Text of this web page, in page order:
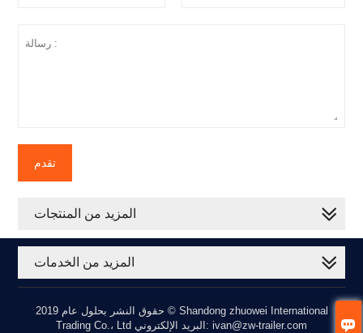

تقدم
المزيد من المنتجات
المزيد من الخدمات
حقوق النشر بحلول عام 2019 © Shandong zhuowei International
Trading Co.، Ltd البريد الإلكتروني: ivan@zw-trailer.com